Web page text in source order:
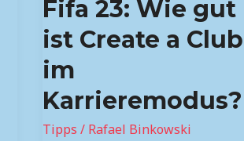
Fifa 23: Wie gut
ist Create a Club
im
Karrieremodus?
Tipps / Rafael Binkowski
Wie
gut
ist
Create
a
Club
im